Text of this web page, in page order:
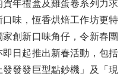
年禮盒及雞蛋卷系列力求
口味，恆香烘焙工作坊更特
創新口味角仔，令新春團
日起推出新春活動，包括
發發巨型點鈔機」及「現